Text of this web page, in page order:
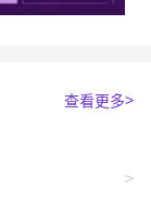
查看更多
>